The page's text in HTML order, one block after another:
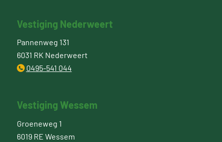
Vestiging Nederweert
Pannenweg 131
6031 RK Nederweert
0495-541 044
Vestiging Wessem
Groeneweg 1
6019 RE Wessem